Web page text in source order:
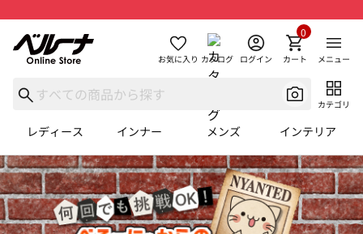
お気に入り カタログ ログイン カート
0
メニュー
カテゴリ
レディース インナー メンズ インテリア